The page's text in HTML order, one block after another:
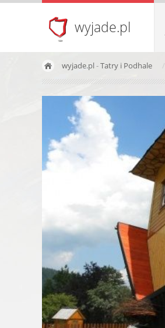
wyjade.pl
wyjade.pl-Tatry i Podhale